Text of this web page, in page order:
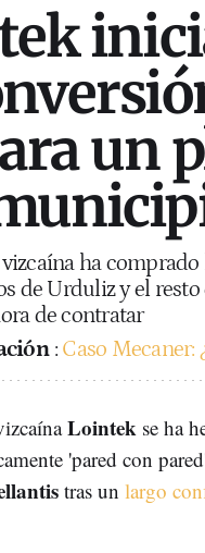
un
ha
de Urduliz y el
de contratar
: Caso Mecaner:
Lointek se ha
'pared con
tras un largo